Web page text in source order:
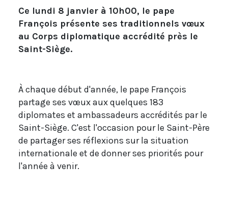
Ce lundi 8 janvier à 10h00, le pape
François présente ses traditionnels vœux
au Corps diplomatique accrédité près le
Saint-Siège.
À chaque début d'année, le pape François
partage ses vœux aux quelques 183
diplomates et ambassadeurs accrédités par le
Saint-Siège. C'est l'occasion pour le Saint-Père
de partager ses réflexions sur la situation
internationale et de donner ses priorités pour
l'année à venir.